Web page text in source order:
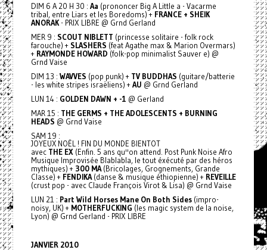
DIM 6 A 20 H 30 : Aa (prononcer Big A Little a - Vacarme
tribal, entre Liars et les Boredoms) +FRANCE + SHEIK
ANORAK- PRIX LIBRE @ Grnd Gerland
MER 9 : SCOUT NIBLETT (princesse solitaire - folk rock
farouche) + SLASHERS (feat Agathe max & Marion Overmars)
+RAYMONDE HOWARD (folk-pop minimalist Sauver e) @
Grnd Vaise
DIM 13 : WAVVES (pop punk) +TV BUDDHAS (guitare/batterie
- les white stripes israëliens) +AU @ Grnd Gerland
LUN 14 : GOLDEN DAWN + -1 @ Gerland
MAR 15 : THE GERMS + THE ADOLESCENTS + BURNING
HEADS @ Grnd Vaise
SAM 19 :
JOYEUX NOËL ! FIN DU MONDE BIENTOT
avec THE EX (Enfin. 5 ans qu''on attend. Post Punk Noise Afro
Musique Improvisée Blablabla, le tout éxécuté par des héros
mythiques) + 300 MA(Bricolages, Grognements, Grande
Classe) +FENDIKA(danse & musique éthiopienne) + REVEILLE
(crust pop - avec Claude François Virot & Lisa) @ Grnd Vaise
LUN 21 : Part Wild Horses Mane On Both Sides(impro-
noisy, UK) + MOTHERFUCKING (les magic system de la noise,
Lyon) @ Grnd Gerland - PRIX LIBRE
JANVIER 2010